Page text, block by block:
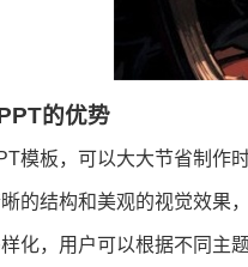
的优势
模板，可以大大节省制作
的结构和美观的视觉效果
化，用户可以根据不同主